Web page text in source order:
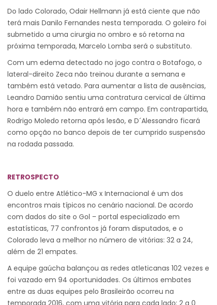
Do lado Colorado, Odair Hellmann já está ciente que não
terá mais Danilo Fernandes nesta temporada. O goleiro foi
submetido a uma cirurgia no ombro e só retorna na
próxima temporada, Marcelo Lomba será o substituto.
Com um edema detectado no jogo contra o Botafogo, o
lateral-direito Zeca não treinou durante a semana e
também está vetado. Para aumentar a lista de ausências,
Leandro Damião sentiu uma contratura cervical de última
hora e também não entrará em campo. Em contrapartida,
Rodrigo Moledo retorna após lesão, e D´Alessandro ficará
como opção no banco depois de ter cumprido suspensão
na rodada passada.
RETROSPECTO
O duelo entre Atlético-MG x Internacional é um dos
encontros mais típicos no cenário nacional. De acordo
com dados do site o Gol – portal especializado em
estatísticas, 77 confrontos já foram disputados, e o
Colorado leva a melhor no número de vitórias: 32 a 24,
além de 21 empates.
A equipe gaúcha balançou as redes atleticanas 102 vezes e
foi vazado em 94 oportunidades. Os últimos embates
entre as duas equipes pelo Brasileirão ocorreu na
temporada 2016, com uma vitória para cada lado: 2 a 0